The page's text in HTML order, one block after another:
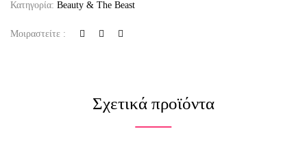
Κατηγορία: Beauty & The Beast
Μοιραστείτε :
Σχετικά προϊόντα